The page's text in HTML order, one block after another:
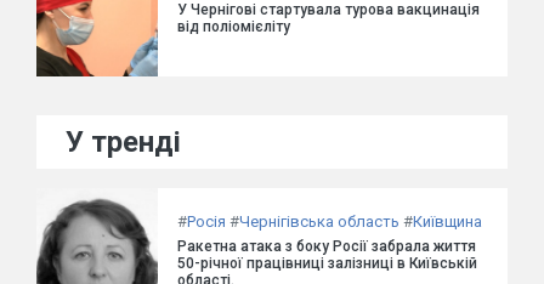
У Чернігові стартувала турова вакцинація
від поліомієліту
У тренді
#Росія #Чернігівська область #Київщина
Ракетна атака з боку Росії забрала життя
50-річної працівниці залізниці в Київській
області.